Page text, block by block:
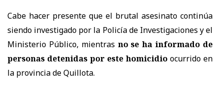
Cabe hacer presente que el brutal asesinato continúa
siendo investigado por la Policía de Investigaciones y el
Ministerio Público, mientras no se ha informado de
personas detenidas por este homicidio ocurrido en
la provincia de Quillota.